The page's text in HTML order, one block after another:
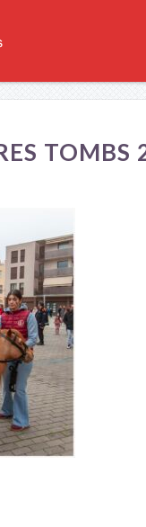
TOMBS